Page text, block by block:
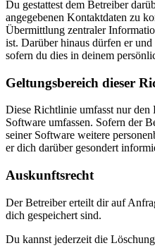
Du gestattest dem Betreiber
angegebenen Kontaktdaten zu
Übermittlung zentraler
ist. Darüber hinaus dürfen er
sofern du dies in deinem
Geltungsbereich dieser
Diese Richtlinie umfasst nur
Software umfassen. Sofern der
seiner Software weitere
er dich darüber gesondert
Auskunftsrecht
Der Betreiber erteilt dir auf
dich gespeichert sind.
Du kannst jederzeit die